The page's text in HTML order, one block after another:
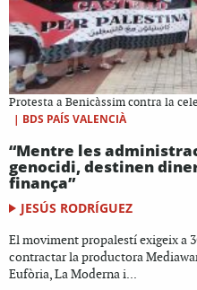
Protesta a Benicàssim contra la
| BDS PAÍS VALENCIÀ
“Mentre les
genocidi, destinen
finança”
JESÚS RODRÍGUEZ
El moviment propalestí exigeix a
contractar la productora
Eufòria, La Moderna i...